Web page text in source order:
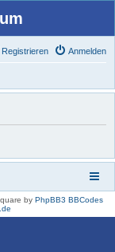
Anmelden
Registrieren
by PhpBB3 BBCodes